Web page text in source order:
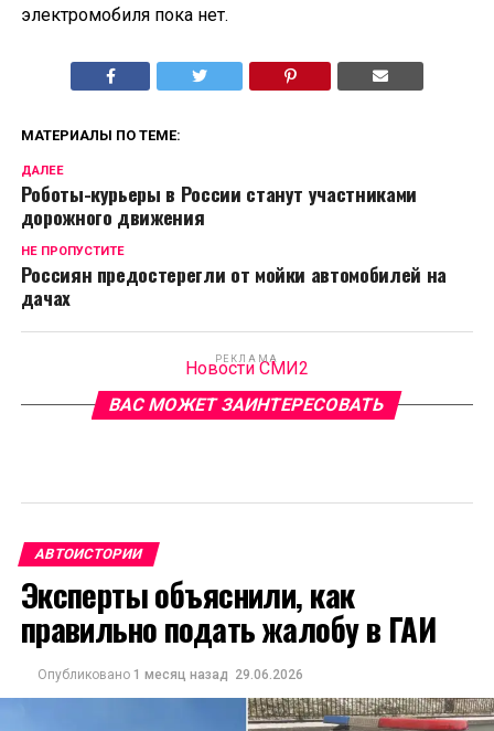
электромобиля пока нет.
МАТЕРИАЛЫ ПО ТЕМЕ:
ДАЛЕЕ
Роботы-курьеры в России станут участниками
дорожного движения
НЕ ПРОПУСТИТЕ
Россиян предостерегли от мойки автомобилей на
дачах
РЕКЛАМА
Новости СМИ2
ВАС МОЖЕТ ЗАИНТЕРЕСОВАТЬ
АВТОИСТОРИИ
Эксперты объяснили, как
правильно подать жалобу в ГАИ
Опубликовано 1 месяц назад 29.06.2026